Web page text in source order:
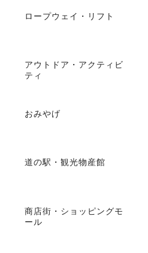
ロープウェイ・リフト
アウトドア・アクティビ
ティ
おみやげ
道の駅・観光物産館
商店街・ショッピングモ
ール